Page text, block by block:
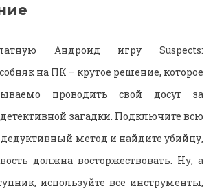
Андроид игру Suspects:
на ПК – крутое решение, которое
проводить свой досуг за
загадки. Подключите всю
метод и найдите убийцу,
должна восторжествовать. Ну, а
используйте все инструменты,